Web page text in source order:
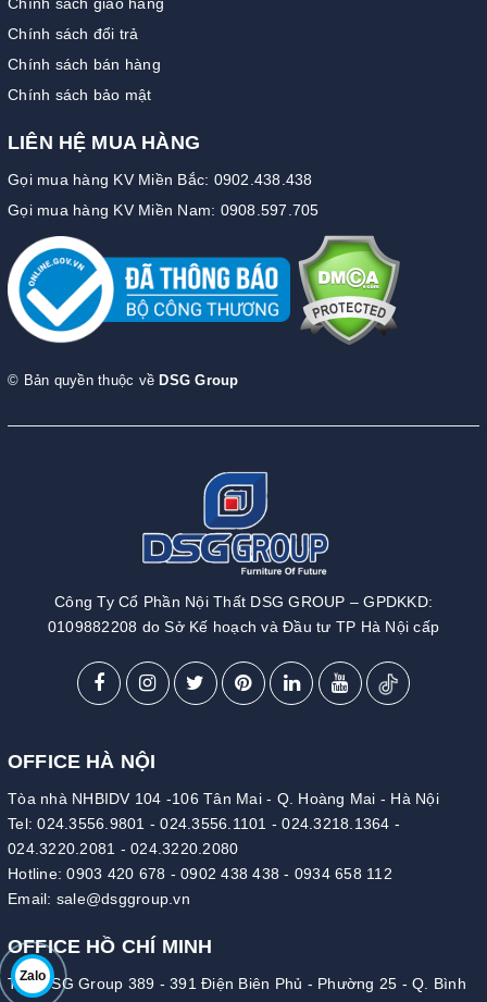
Zalo
Chính sách đổi trả
Chính sách bán hàng
Chính sách bảo mật
LIÊN HỆ MUA HÀNG
Gọi mua hàng KV Miền Bắc: 0902.438.438
Gọi mua hàng KV Miền Nam: 0908.597.705
© Bản quyền thuộc về DSG Group
Công Ty Cổ Phần Nội Thất DSG GROUP – GPDKKD:
0109882208 do Sở Kế hoạch và Đầu tư TP Hà Nội cấp
OFFICE HÀ NỘI
Tòa nhà NHBIDV 104 -106 Tân Mai - Q. Hoàng Mai - Hà Nội
Tel:024.3556.9801 -024.3556.1101 -024.3218.1364 -
024.3220.2081 - 024.3220.2080
Hotline:0903 420 678 - 0902 438 438 - 0934 658 112
Email: sale@dsggroup.vn
OFFICE HỒ CHÍ MINH
Tòa DSG Group 389 - 391 Điện Biên Phủ - Phường 25 - Q. Bình